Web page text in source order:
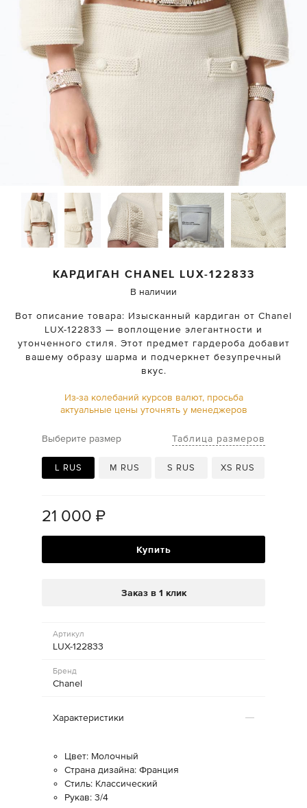
КАРДИГАН CHANEL LUX-122833
В наличии
Вот описание товара: Изысканный кардиган от Chanel
LUX-122833 — воплощение элегантности и
утонченного стиля. Этот предмет гардероба добавит
вашему образу шарма и подчеркнет безупречный
вкус.
Из-за колебаний курсов валют, просьба
актуальные цены уточнять у менеджеров
Выберите размер Таблица размеров
L RUS M RUS S RUS XS RUS
21 000 ₽
Купить
Заказ в 1 клик
Артикул
LUX-122833
Бренд
Chanel
Характеристики
Цвет: Молочный
Страна дизайна: Франция
Стиль: Классический
Рукав: 3/4